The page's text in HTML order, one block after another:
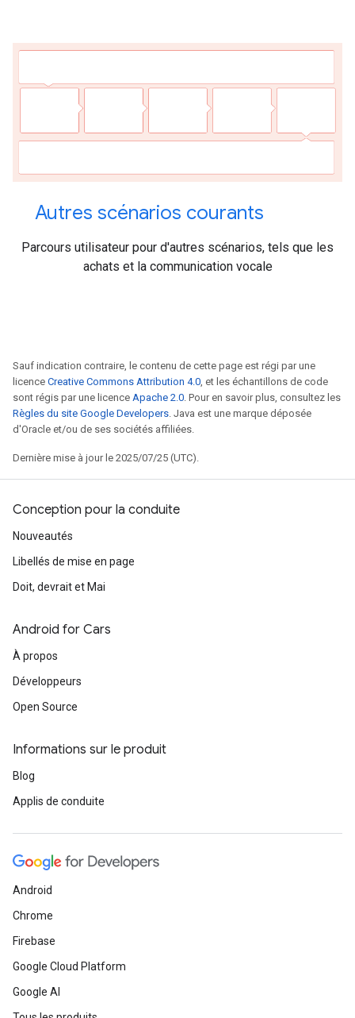
Autres scénarios courants
Parcours utilisateur pour d'autres scénarios, tels que les
achats et la communication vocale
Sauf indication contraire, le contenu de cette page est régi par une
licence Creative Commons Attribution 4.0 , et les échantillons de code
sont régis par une licence Apache 2.0 . Pour en savoir plus, consultez les
Règles du site Google Developers . Java est une marque déposée
d'Oracle et/ou de ses sociétés affiliées.
Dernière mise à jour le 2025/07/25 (UTC).
Conception pour la conduite
Nouveautés
Libellés de mise en page
Doit, devrait et Mai
Android for Cars
À propos
Développeurs
Open Source
Informations sur le produit
Blog
Applis de conduite
Android
Chrome
Firebase
Google Cloud Platform
Google AI